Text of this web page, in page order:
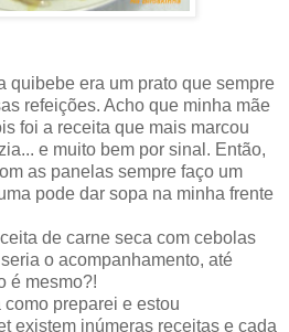
quibebe era um prato que sempre
refeições. Acho que minha mãe
foi a receita que mais marcou
e muito bem por sinal. Então,
as panelas sempre faço um
pode dar sopa na minha frente
de carne seca com cebolas
o acompanhamento, até
é mesmo?!
preparei e estou
existem inúmeras receitas e cada